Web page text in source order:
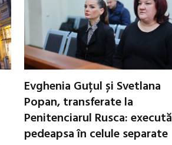
Evghenia Guțul și Svetlana
Popan, transferate la
Penitenciarul Rusca: execută
pedeapsa în celule separate